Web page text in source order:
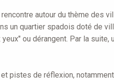
autour du thème des
un quartier spadois doté de
yeux" ou dérangent. Par la
pistes de réflexion,